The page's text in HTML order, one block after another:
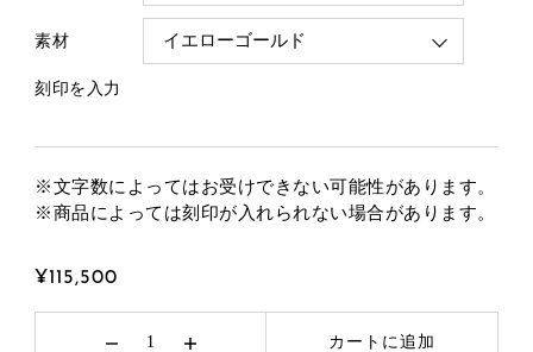
素材
刻印を入力
※文字数によってはお受けできない可能性があります。
※商品によっては刻印が入れられない場合があります。
¥115,500
カートに追加